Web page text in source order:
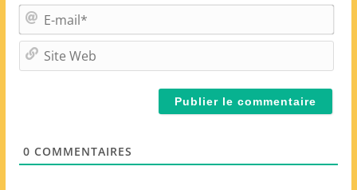
m
*
E
-
m
i
0 COMMENTAIRES